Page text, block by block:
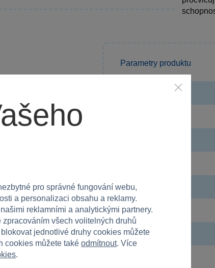
pro malé
Děti se učí
myšlení
ještě více
jejich fantazie.
hraní.
Parametry produktu
Řada
Věk od
Pohlaví
pro správné fungování webu,
a personalizaci obsahu a reklamy.
reklamními a analytickými partnery.
zpracováním všech volitelných druhů
jednotlivé druhy cookies můžete
cookies můžete také odmítnout. Více
.